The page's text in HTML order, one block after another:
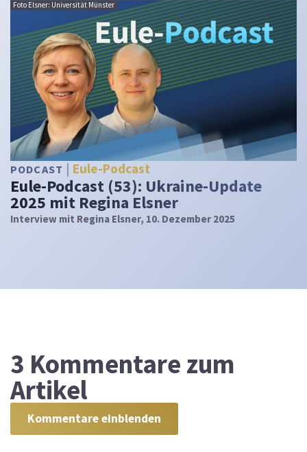
Foto Elsner: Universität Münster
PODCAST Eule-Podcast
Eule-Podcast (53): Ukraine-Update
2025 mit Regina Elsner
Interview mit Regina Elsner, 10. Dezember 2025
3 Kommentare zum
Artikel
Kommentare einblenden